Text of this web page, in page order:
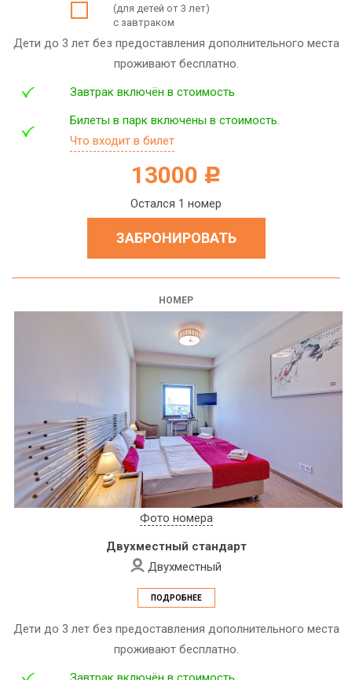
(для детей от 3 лет)
с завтраком
Дети до 3 лет без предоставления дополнительного места
проживают бесплатно.
Завтрак включён в стоимость
Билеты в парк включены в стоимость.
Что входит в билет
13000 c
Остался 1 номер
ЗАБРОНИРОВАТЬ
НОМЕР
Фото номера
Двухместный стандарт
Двухместный
ПОДРОБНЕЕ
Дети до 3 лет без предоставления дополнительного места
проживают бесплатно.